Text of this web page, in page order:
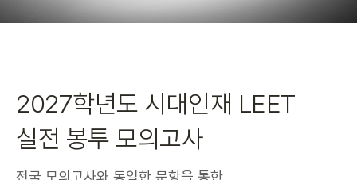
2027학년도 시대인재 LEET
실전 봉투 모의고사